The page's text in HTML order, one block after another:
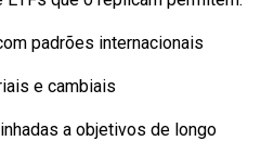
padrões internacionais
e cambiais
a objetivos de longo